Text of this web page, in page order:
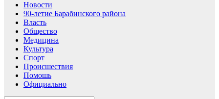
Новости
90-летие Барабинского района
Власть
Общество
Медицина
Культура
Спорт
Происшествия
Помошь
Официально